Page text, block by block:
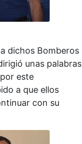
dichos Bomberos
unas palabras
este
a que ellos
con su